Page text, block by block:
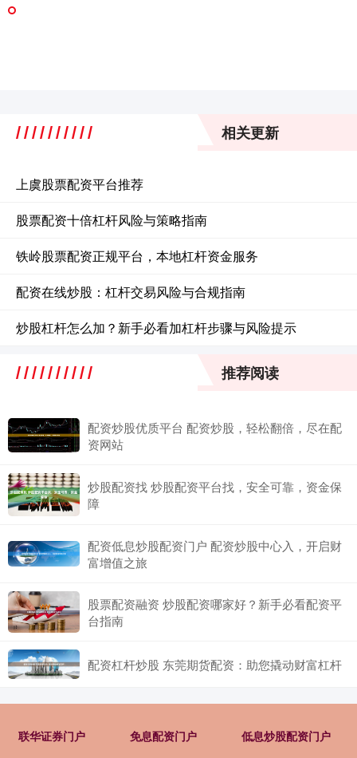
相关更新
上虞股票配资平台推荐
股票配资十倍杠杆风险与策略指南
铁岭股票配资正规平台，本地杠杆资金服务
配资在线炒股：杠杆交易风险与合规指南
炒股杠杆怎么加？新手必看加杠杆步骤与风险提示
推荐阅读
配资炒股优质平台 配资炒股，轻松翻倍，尽在配
资网站
炒股配资找 炒股配资平台找，安全可靠，资金保
障
配资低息炒股配资门户 配资炒股中心入，开启财
富增值之旅
股票配资融资 炒股配资哪家好？新手必看配资平
台指南
配资杠杆炒股 东莞期货配资：助您撬动财富杠杆
联华证券门户 免息配资门户 低息炒股配资门户